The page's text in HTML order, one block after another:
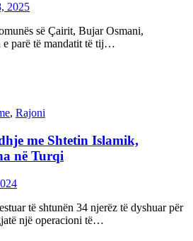
2025
së Çairit, Bujar Osmani,
e parë të mandatit të tij…
, Rajoni
me Shtetin Islamik,
në Turqi
të shtunën 34 njerëz të dyshuar për
një operacioni të…